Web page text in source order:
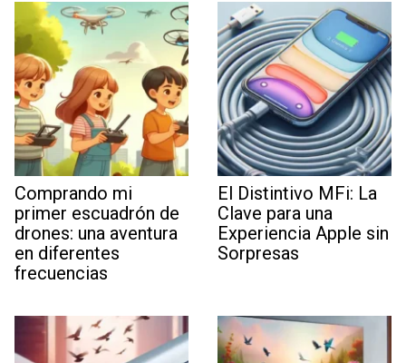
Comprando mi
primer escuadrón de
drones: una aventura
en diferentes
frecuencias
El Distintivo MFi: La
Clave para una
Experiencia Apple sin
Sorpresas